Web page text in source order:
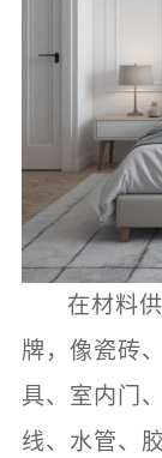
在材料
牌，像瓷砖
具、室内门
线、水管、